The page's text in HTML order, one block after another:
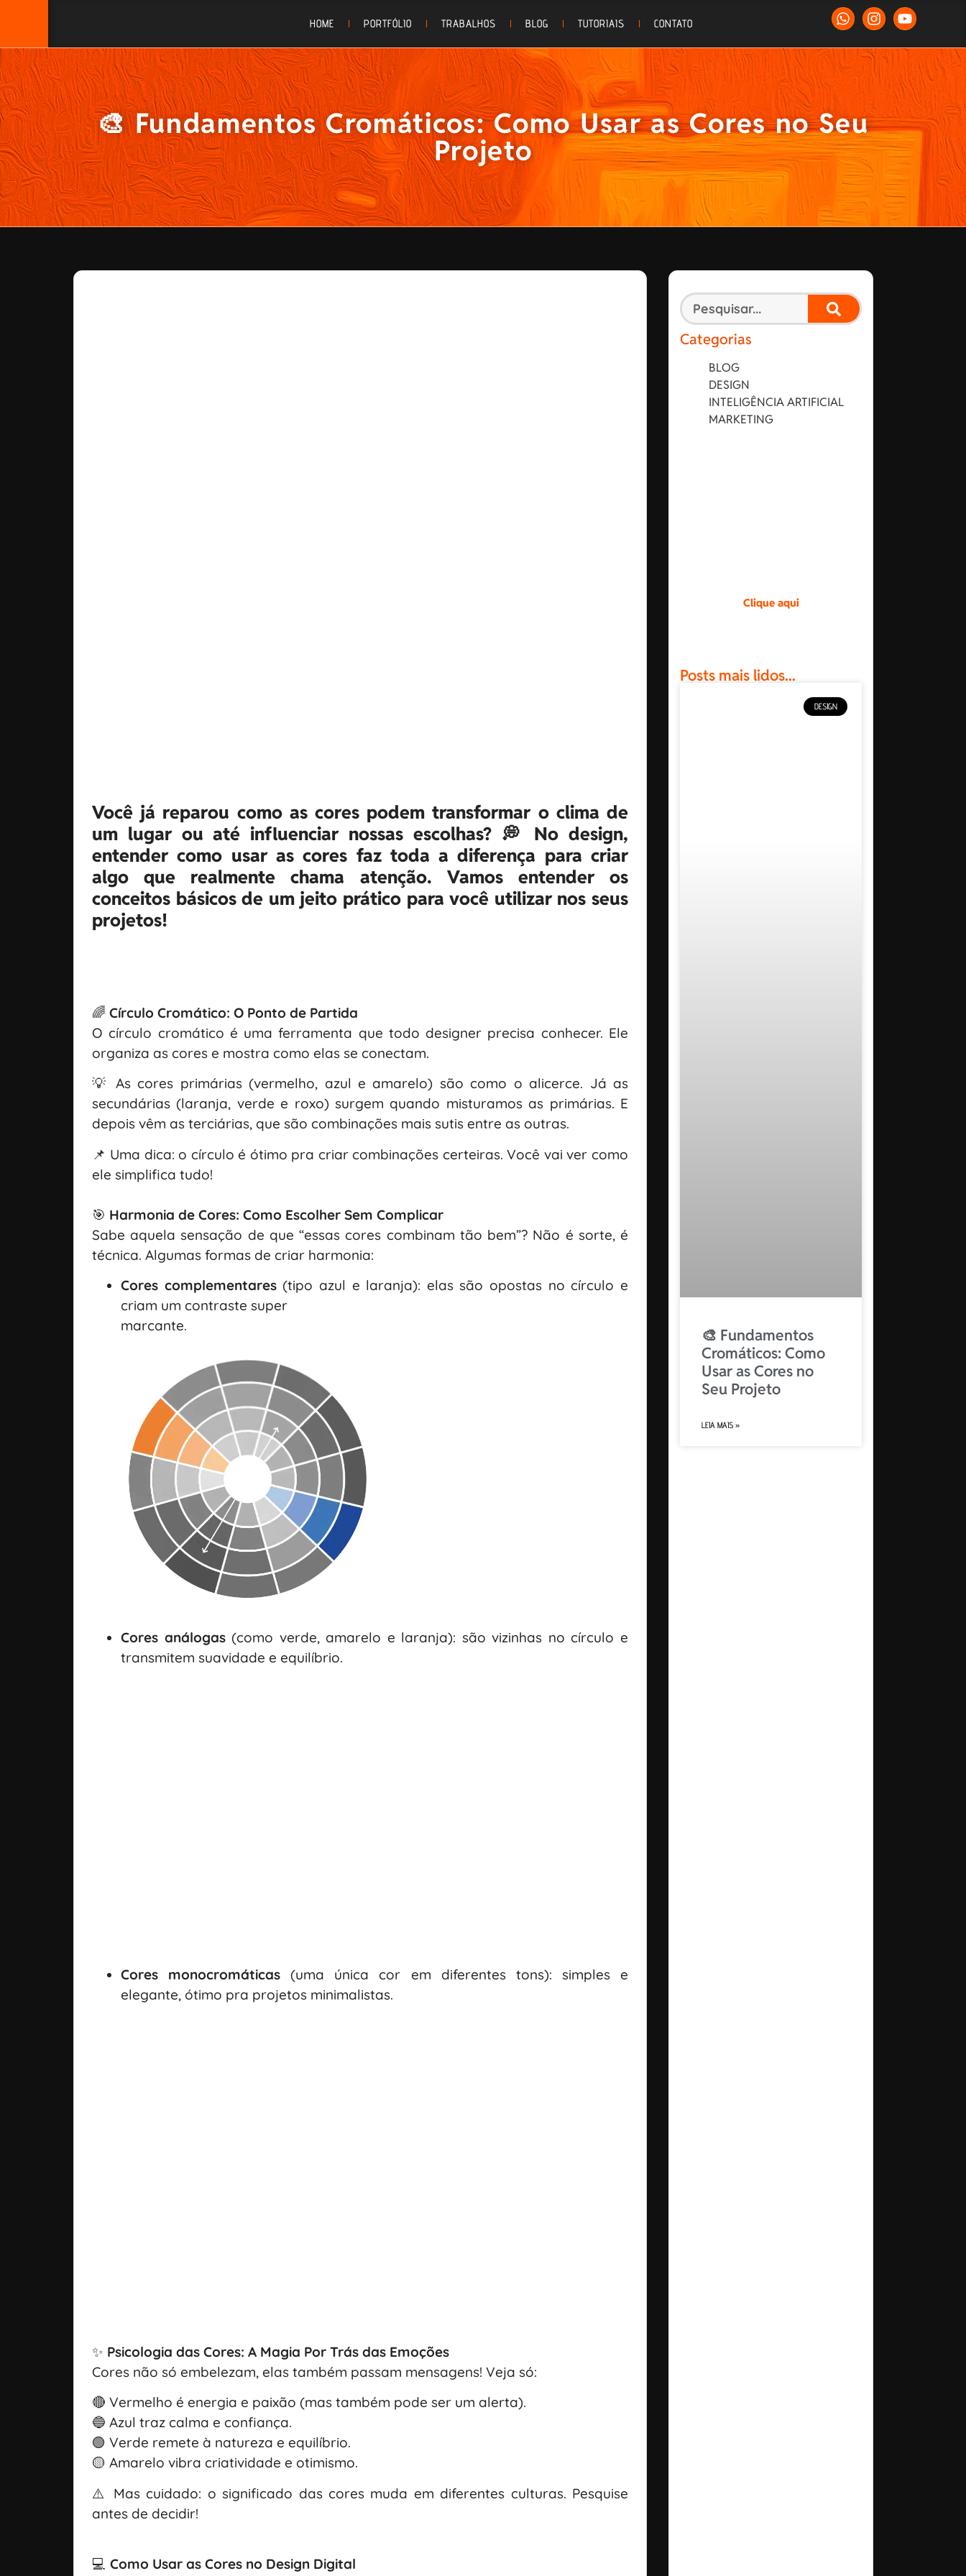
HOME PORTFÓLIO TRABALHOS BLOG TUTORIAIS CONTATO
🎨 Fundamentos Cromáticos: Como Usar as Cores no Seu
Projeto
Você já reparou como as cores podem transformar o clima de
um lugar ou até influenciar nossas escolhas? 💭 No design,
entender como usar as cores faz toda a diferença para criar
algo que realmente chama atenção. Vamos entender os
conceitos básicos de um jeito prático para você utilizar nos seus
projetos!
🌈 Círculo Cromático: O Ponto de Partida
O círculo cromático é uma ferramenta que todo designer precisa conhecer. Ele
organiza as cores e mostra como elas se conectam.
💡 As cores primárias (vermelho, azul e amarelo) são como o alicerce. Já as
secundárias (laranja, verde e roxo) surgem quando misturamos as primárias. E
depois vêm as terciárias, que são combinações mais sutis entre as outras.
📌 Uma dica: o círculo é ótimo pra criar combinações certeiras. Você vai ver como
ele simplifica tudo!
🎯 Harmonia de Cores: Como Escolher Sem Complicar
Sabe aquela sensação de que “essas cores combinam tão bem”? Não é sorte, é
técnica. Algumas formas de criar harmonia:
Cores complementares(tipo azul e laranja): elas são opostas no círculo e
criam um contraste super
marcante.
Cores análogas(como verde, amarelo e laranja): são vizinhas no círculo e
transmitem suavidade e equilíbrio.
Cores monocromáticas (uma única cor em diferentes tons): simples e
elegante, ótimo pra projetos minimalistas.
✨ Psicologia das Cores: A Magia Por Trás das Emoções
Cores não só embelezam, elas também passam mensagens! Veja só:
🔴 Vermelho é energia e paixão (mas também pode ser um alerta).
🔵 Azul traz calma e confiança.
🟢 Verde remete à natureza e equilíbrio.
🟡 Amarelo vibra criatividade e otimismo.
⚠️ Mas cuidado: o significado das cores muda em diferentes culturas. Pesquise
antes de decidir!
💻 Como Usar as Cores no Design Digital
Categorias
BLOG
DESIGN
INTELIGÊNCIA ARTIFICIAL
MARKETING
Clique aqui
Posts mais lidos...
DESIGN
🎨 Fundamentos
Cromáticos: Como
Usar as Cores no
Seu Projeto
LEIA MAIS »